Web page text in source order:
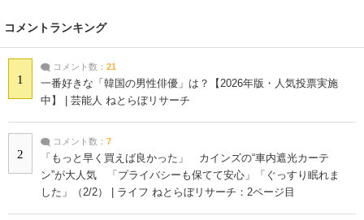
コメントランキング
1
コメント数： 21
一番好きな「韓国の男性俳優」は？【2026年版・人気投票実施
中】 | 芸能人 ねとらぼリサーチ
2
コメント数： 7
「もっと早く買えば良かった」 カインズの“車内遮光カーテ
ン”が大人気 「プライバシーも保てて安心」「ぐっすり眠れま
した」（2/2） | ライフ ねとらぼリサーチ：2ページ目